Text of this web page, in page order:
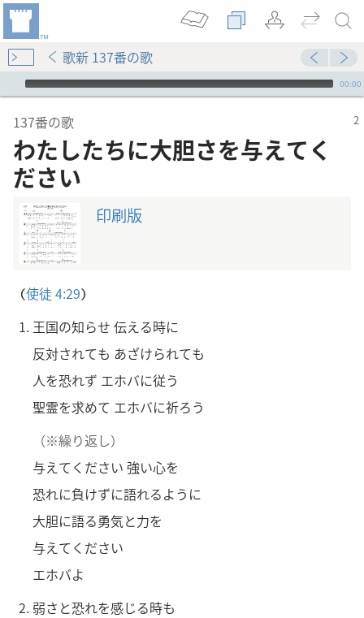
歌新 137番の歌
Audio Player
00:00
137番の歌
わたしたちに大胆さを与えてく
ださい
印刷版
（使徒 4:29）
王国の知らせ 伝える時に
反対されても あざけられても
人を恐れず エホバに従う
聖霊を求めて エホバに祈ろう
（※繰り返し）
与えてください 強い心を
恐れに負けずに語れるように
大胆に語る勇気と力を
与えてください
エホバよ
弱さと恐れを感じる時も